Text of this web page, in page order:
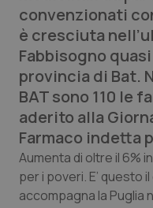
Edizioni Regionali
QS Pro
Professionisti
Abruzzo
Basilicata
QS Pro Gold
Artrite & artrosi
QS Club Newsletter
convenzionati
è cresciuta
Fabbisogno
provincia di Bat.
BAT sono 110 le
aderito alla
Farmaco indetta
Aumenta di oltre il 6%
per i poveri. E’ questo
accompagna la Puglia